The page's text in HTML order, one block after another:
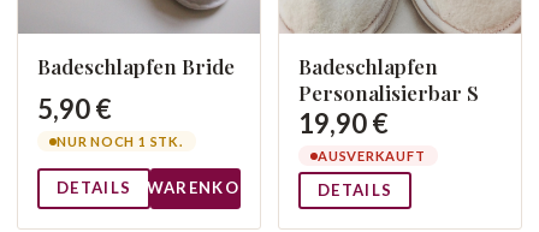
Badeschlapfen Bride
5,90 €
NUR NOCH 1 STK.
DETAILS WARENKORB
Badeschlapfen
Personalisierbar S
19,90 €
AUSVERKAUFT
DETAILS